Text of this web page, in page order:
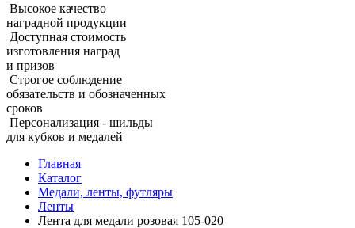
Высокое качество
наградной продукции
Доступная стоимость
изготовления наград
и призов
Строгое соблюдение
обязательств и обозначенных
сроков
Персонализация - шильды
для кубков и медалей
Главная
Каталог
Медали, ленты, футляры
Ленты
Лента для медали розовая 105‑020